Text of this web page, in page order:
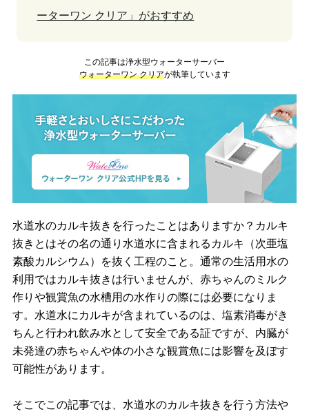
ーターワン クリア」がおすすめ
この記事は浄水型ウォーターサーバー
ウォーターワン クリアが執筆しています
水道水のカルキ抜きを行ったことはありますか？カルキ
抜きとはその名の通り水道水に含まれるカルキ（次亜塩
素酸カルシウム）を抜く工程のこと。通常の生活用水の
利用ではカルキ抜きは行いませんが、赤ちゃんのミルク
作りや観賞魚の水槽用の水作りの際には必要になりま
す。水道水にカルキが含まれているのは、塩素消毒がき
ちんと行われ飲み水として安全である証ですが、内臓が
未発達の赤ちゃんや体の小さな観賞魚には影響を及ぼす
可能性があります。
そこでこの記事では、水道水のカルキ抜きを行う方法や